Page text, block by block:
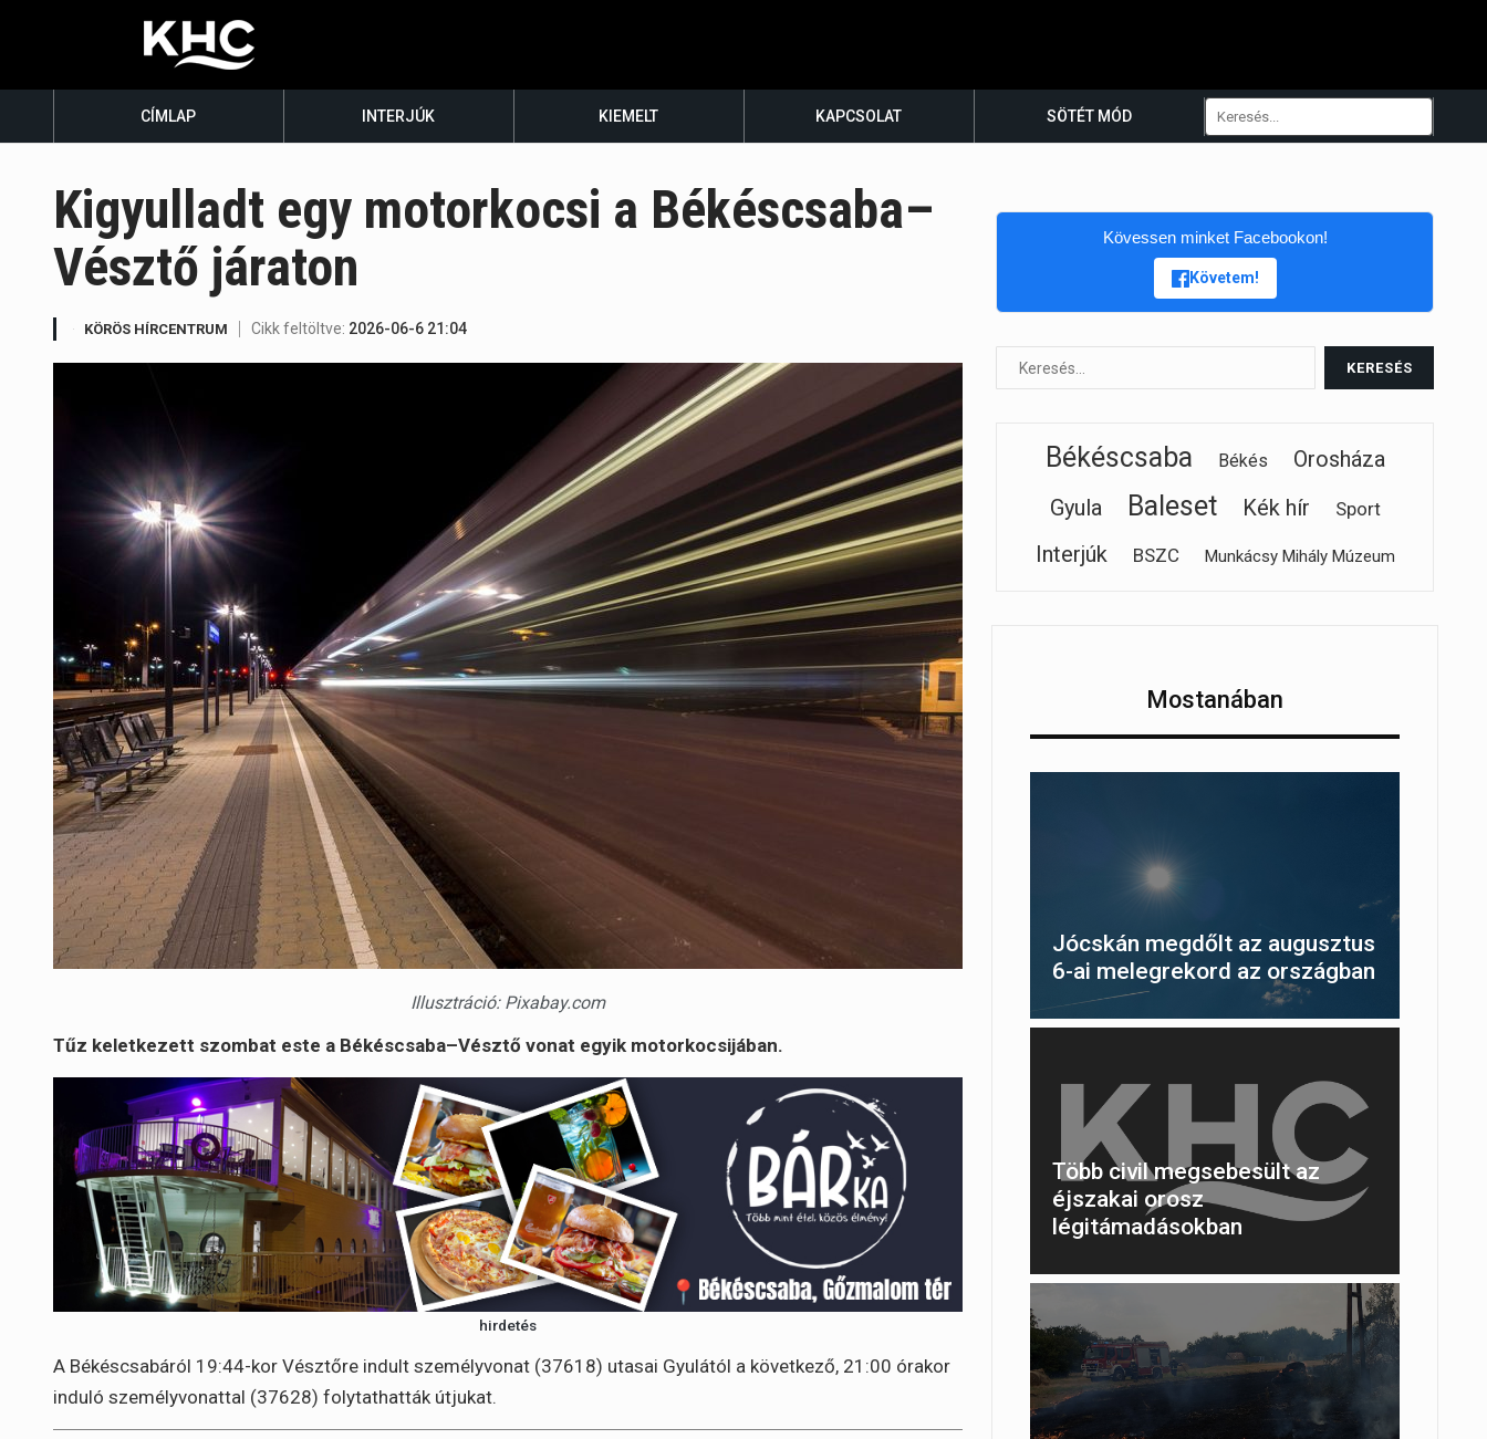
CÍMLAP INTERJÚK KIEMELT KAPCSOLAT SÖTÉT MÓD
Kigyulladt egy motorkocsi a Békéscsaba–
Vésztő járaton
KÖRÖS HÍRCENTRUM Cikk feltöltve: 2026-06-6 21:04
Illusztráció: Pixabay.com
Tűz keletkezett szombat este a Békéscsaba–Vésztő vonat egyik motorkocsijában.
hirdetés
A Békéscsabáról 19:44-kor Vésztőre indult személyvonat (37618) utasai Gyulától a következő, 21:00 órakor
induló személyvonattal (37628) folytathatták útjukat.
Kövessen minket Facebookon!
Követem!
Békéscsaba Békés
Orosháza
Gyula
Baleset Kék hír Sport
Interjúk BSZC Munkácsy Mihály Múzeum
Mostanában
Jócskán megdőlt az augusztus
6-ai melegrekord az országban
Több civil megsebesült az
éjszakai orosz
légitámadásokban